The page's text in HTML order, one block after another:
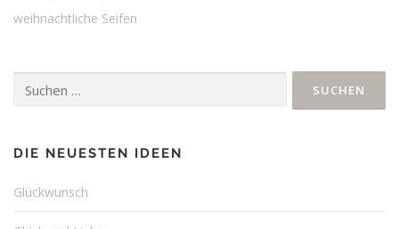
weihnachtliche Seifen
nach:
DIE NEUESTEN IDEEN
Glückwunsch